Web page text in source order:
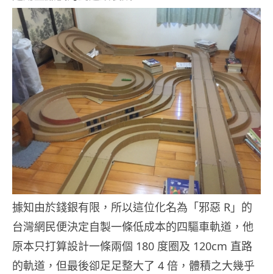
據知由於錢銀有限，所以這位化名為「邪惡 R」的
台灣網民便決定自製一條低成本的四驅車軌道，他
原本只打算設計一條兩個 180 度圈及 120cm 直路
的軌道，但最後卻足足整大了 4 倍，體積之大幾乎